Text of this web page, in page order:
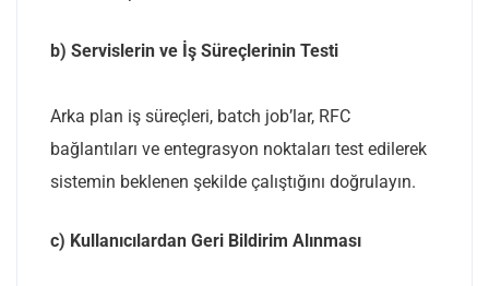
b) Servislerin ve İş Süreçlerinin Testi
Arka plan iş süreçleri, batch job’lar, RFC
bağlantıları ve entegrasyon noktaları test edilerek
sistemin beklenen şekilde çalıştığını doğrulayın.
c) Kullanıcılardan Geri Bildirim Alınması